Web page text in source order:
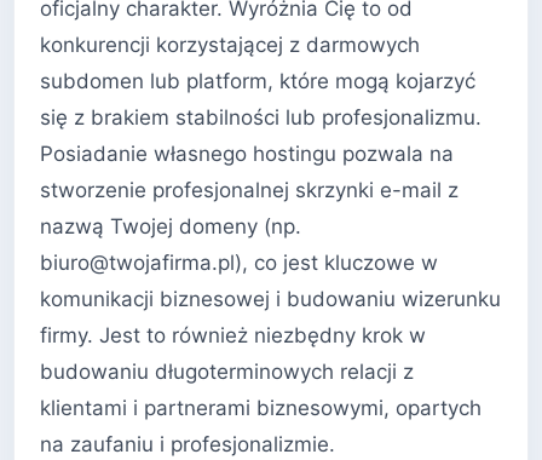
oficjalny charakter. Wyróżnia Cię to od
konkurencji korzystającej z darmowych
subdomen lub platform, które mogą kojarzyć
się z brakiem stabilności lub profesjonalizmu.
Posiadanie własnego hostingu pozwala na
stworzenie profesjonalnej skrzynki e-mail z
nazwą Twojej domeny (np.
biuro@twojafirma.pl), co jest kluczowe w
komunikacji biznesowej i budowaniu wizerunku
firmy. Jest to również niezbędny krok w
budowaniu długoterminowych relacji z
klientami i partnerami biznesowymi, opartych
na zaufaniu i profesjonalizmie.